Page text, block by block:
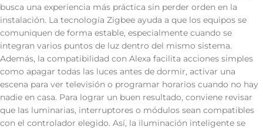
busca una experiencia más práctica sin perder orden en la
instalación. La tecnología Zigbee ayuda a que los equipos se
comuniquen de forma estable, especialmente cuando se
integran varios puntos de luz dentro del mismo sistema.
Además, la compatibilidad con Alexa facilita acciones simples
como apagar todas las luces antes de dormir, activar una
escena para ver televisión o programar horarios cuando no hay
nadie en casa. Para lograr un buen resultado, conviene revisar
que las luminarias, interruptores o módulos sean compatibles
con el controlador elegido. Así, la iluminación inteligente se